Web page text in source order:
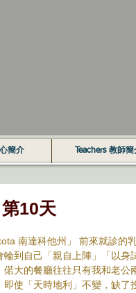
簡介 Teachers 教師簡
10天
南達科他州」 前來就診的
到自己「親自上陣」「以
大的餐廳往往只有我和老
使「天時地利」不變，缺